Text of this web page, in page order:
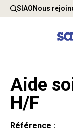
SIAONous
Aide
H/F
Référence :